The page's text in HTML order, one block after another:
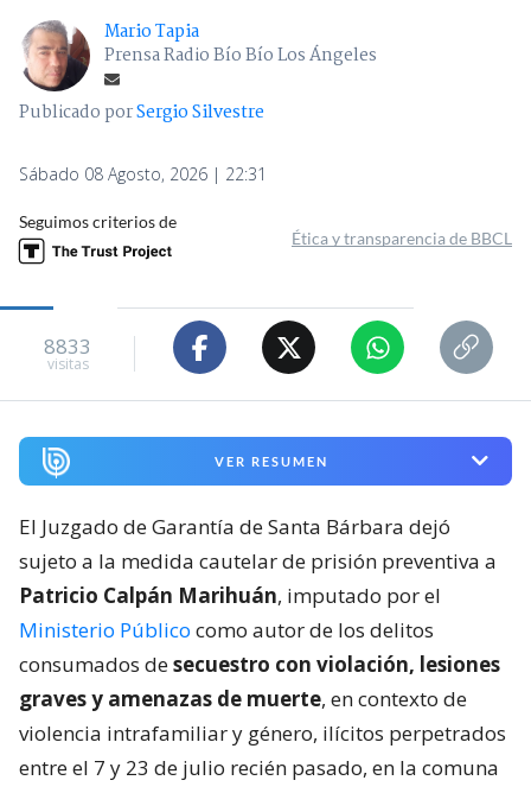
Mario Tapia
Prensa Radio Bío Bío Los Ángeles
Publicado porSergio Silvestre
Sábado 08 Agosto, 2026 | 22:31
Seguimos criterios de
Ética y transparencia de BBCL
8833
visitas
VER RESUMEN
El Juzgado de Garantía de Santa Bárbara dejó
sujeto a la medida cautelar de prisión preventiva a
Patricio Calpán Marihuán, imputado por el
Ministerio Público como autor de los delitos
consumados desecuestro con violación, lesiones
graves y amenazas de muerte, en contexto de
violencia intrafamiliar y género, ilícitos perpetrados
entre el 7 y 23 de julio recién pasado, en la comuna